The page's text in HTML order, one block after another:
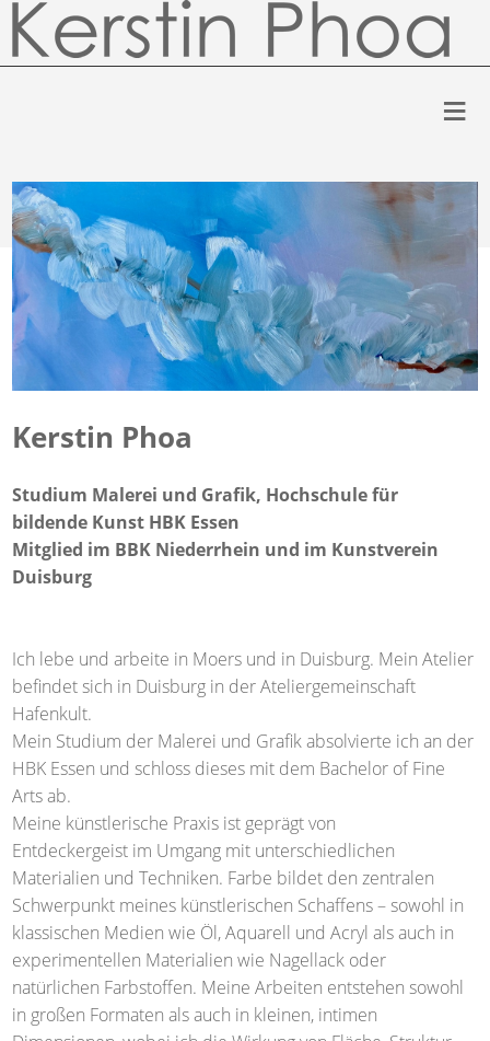
Kerstin Phoa
Studium Malerei und Grafik, Hochschule für
bildende Kunst HBK Essen
Mitglied im BBK Niederrhein und im Kunstverein
Duisburg
Ich lebe und arbeite in Moers und in Duisburg. Mein Atelier
befindet sich in Duisburg in der Ateliergemeinschaft
Hafenkult.
Mein Studium der Malerei und Grafik absolvierte ich an der
HBK Essen und schloss dieses mit dem Bachelor of Fine
Arts ab.
Meine künstlerische Praxis ist geprägt von
Entdeckergeist im Umgang mit unterschiedlichen
Materialien und Techniken. Farbe bildet den zentralen
Schwerpunkt meines künstlerischen Schaffens – sowohl in
klassischen Medien wie Öl, Aquarell und Acryl als auch in
experimentellen Materialien wie Nagellack oder
natürlichen Farbstoffen. Meine Arbeiten entstehen sowohl
in großen Formaten als auch in kleinen, intimen